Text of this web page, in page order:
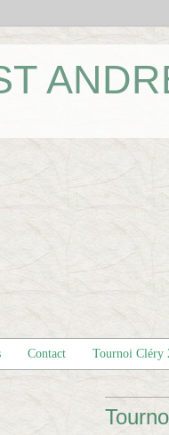
Contact Tournoi Cléry